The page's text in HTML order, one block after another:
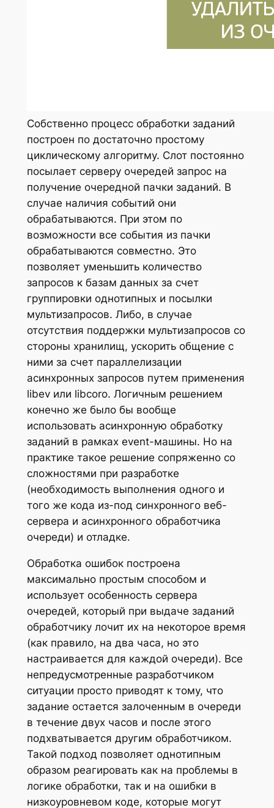
Собственно процесс обработки заданий
построен по достаточно простому
циклическому алгоритму. Слот постоянно
посылает серверу очередей запрос на
получение очередной пачки заданий. В
случае наличия событий они
обрабатываются. При этом по
возможности все события из пачки
обрабатываются совместно. Это
позволяет уменьшить количество
запросов к базам данных за счет
группировки однотипных и посылки
мультизапросов. Либо, в случае
отсутствия поддержки мультизапросов со
стороны хранилищ, ускорить общение с
ними за счет параллелизации
асинхронных запросов путем применения
libev или libcoro. Логичным решением
конечно же было бы вообще
использовать асинхронную обработку
заданий в рамках event-машины. Но на
практике такое решение сопряженно со
сложностями при разработке
(необходимость выполнения одного и
того же кода из-под синхронного веб-
сервера и асинхронного обработчика
очереди) и отладке.
Обработка ошибок построена
максимально простым способом и
использует особенность сервера
очередей, который при выдаче заданий
обработчику лочит их на некоторое время
(как правило, на два часа, но это
настраивается для каждой очереди). Все
непредусмотренные разработчиком
ситуации просто приводят к тому, что
задание остается залоченным в очереди
в течение двух часов и после этого
подхватывается другим обработчиком.
Такой подход позволяет однотипным
образом реагировать как на проблемы в
логике обработки, так и на ошибки в
низкоуровневом коде, которые могут